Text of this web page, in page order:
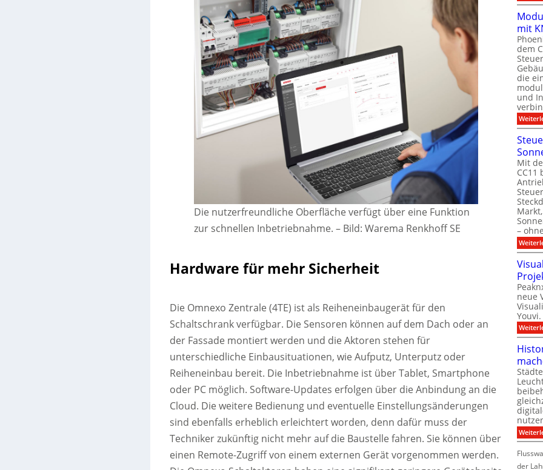
Die nutzerfreundliche Oberfläche verfügt über eine Funktion
zur schnellen Inbetriebnahme. – Bild: Warema Renkhoff SE
Hardware für mehr Sicherheit
Die Omnexo Zentrale (4TE) ist als Reiheneinbaugerät für den
Schaltschrank verfügbar. Die Sensoren können auf dem Dach oder an
der Fassade montiert werden und die Aktoren stehen für
unterschiedliche Einbausituationen, wie Aufputz, Unterputz oder
Reiheneinbau bereit. Die Inbetriebnahme ist über Tablet, Smartphone
oder PC möglich. Software-Updates erfolgen über die Anbindung an die
Cloud. Die weitere Bedienung und eventuelle Einstellungsänderungen
sind ebenfalls erheblich erleichtert worden, denn dafür muss der
Techniker zukünftig nicht mehr auf die Baustelle fahren. Sie können über
einen Remote-Zugriff von einem externen Gerät vorgenommen werden.
mit
dem
die
und
Mit
CC11
–
neue
Youvi.
der